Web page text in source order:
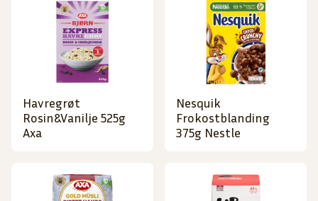
Havregrøt
Rosin&Vanilje 525g
Axa
Nesquik
Frokostblanding
375g Nestle